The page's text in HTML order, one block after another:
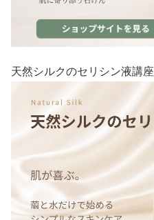
天然シルクのセリシン液講座